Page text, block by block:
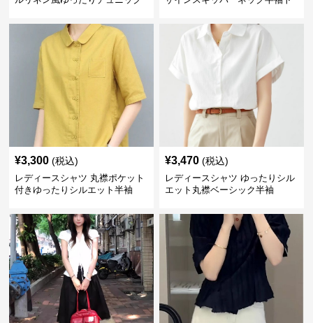
¥3,300 (税込)
レディースシャツ 丸襟ポケット
付きゆったりシルエット半袖
¥3,470 (税込)
レディースシャツ ゆったりシル
エット丸襟ベーシック半袖